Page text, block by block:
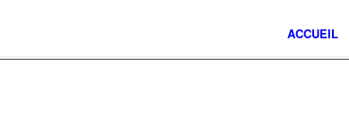
ACCUEIL